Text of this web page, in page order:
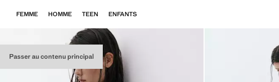
Passer au contenu principal
FEMME HOMME TEEN ENFANTS